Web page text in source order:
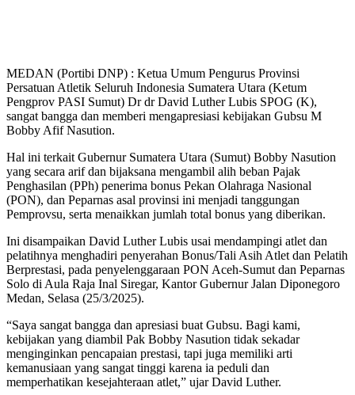
MEDAN (Portibi DNP) : Ketua Umum Pengurus Provinsi
Persatuan Atletik Seluruh Indonesia Sumatera Utara (Ketum
Pengprov PASI Sumut) Dr dr David Luther Lubis SPOG (K),
sangat bangga dan memberi mengapresiasi kebijakan Gubsu M
Bobby Afif Nasution.
Hal ini terkait Gubernur Sumatera Utara (Sumut) Bobby Nasution
yang secara arif dan bijaksana mengambil alih beban Pajak
Penghasilan (PPh) penerima bonus Pekan Olahraga Nasional
(PON), dan Peparnas asal provinsi ini menjadi tanggungan
Pemprovsu, serta menaikkan jumlah total bonus yang diberikan.
Ini disampaikan David Luther Lubis usai mendampingi atlet dan
pelatihnya menghadiri penyerahan Bonus/Tali Asih Atlet dan Pelatih
Berprestasi, pada penyelenggaraan PON Aceh-Sumut dan Peparnas
Solo di Aula Raja Inal Siregar, Kantor Gubernur Jalan Diponegoro
Medan, Selasa (25/3/2025).
“Saya sangat bangga dan apresiasi buat Gubsu. Bagi kami,
kebijakan yang diambil Pak Bobby Nasution tidak sekadar
menginginkan pencapaian prestasi, tapi juga memiliki arti
kemanusiaan yang sangat tinggi karena ia peduli dan
memperhatikan kesejahteraan atlet,” ujar David Luther.